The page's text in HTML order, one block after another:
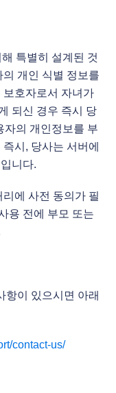
특별히 설계된 것
개인 식별 정보를
보호자로서 자녀가
되신 경우 즉시 당
자의 개인정보를 부
시, 당사는 서버에
니다.
에 사전 동의가 필
용 전에 부모 또는
항이 있으시면 아래
contact-us/